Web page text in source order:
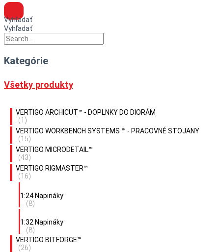
Vyhľadať
Vyhľadať
Kategórie
Všetky produkty
VERTIGO ARCHICUT™ - DOPLNKY DO DIORÁM
(1)
VERTIGO WORKBENCH SYSTEMS ™ - PRACOVNÉ STOJANY
(15)
VERTIGO MICRODETAIL™
(43)
VERTIGO RIGMASTER™
(16)
1:24 Napináky
(8)
1:32 Napináky
(8)
VERTIGO BITFORGE™
(26)